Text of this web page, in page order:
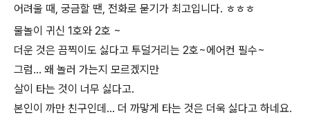
어려울 때, 궁금할 땐, 전화로 묻기가 최고입니다. ㅎㅎㅎ
​물놀이 귀신 1호와 2호 ~
더운 것은 끔찍이도 싫다고 투덜거리는 2호~에어컨 필수~
그럼... 왜 놀러 가는지 모르겠지만
살이 타는 것이 너무 싫다고.
본인이 까만 친구인데... 더 까맣게 타는 것은 더욱 싫다고 하네요.